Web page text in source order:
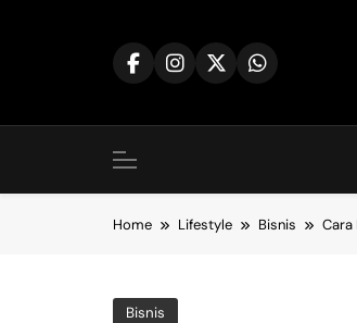
Home Lifestyle Bisnis Cara
Bisnis